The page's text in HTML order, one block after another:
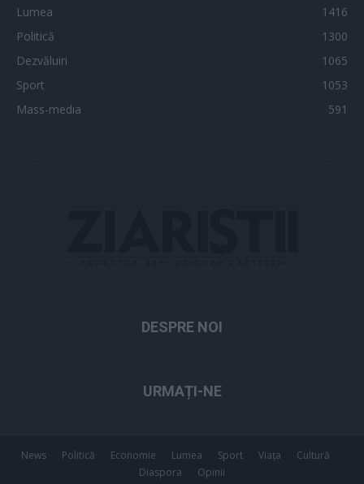
Lumea
1416
Politică
1300
Dezvăluiri
1065
Sport
1053
Mass-media
591
DESPRE NOI
URMAȚI-NE
News Politică Economie Lumea Sport Viața
Cultură
Diaspora
Opinii